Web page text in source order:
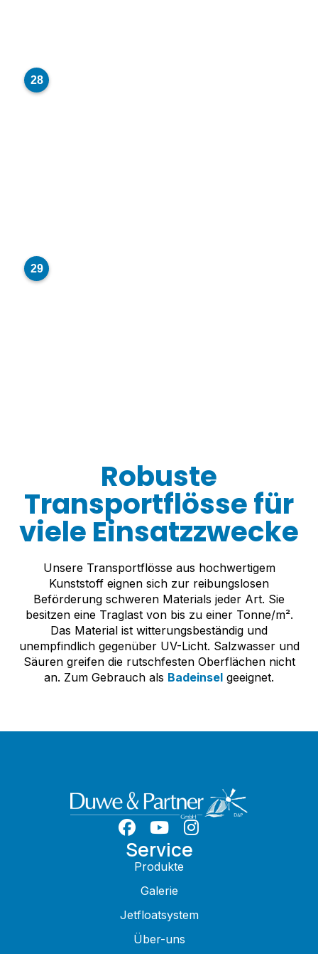
Robuste
Transportflösse für
viele Einsatzzwecke
Unsere Transportflösse aus hochwertigem
Kunststoff eignen sich zur reibungslosen
Beförderung schweren Materials jeder Art. Sie
besitzen eine Traglast von bis zu einer Tonne/m².
Das Material ist witterungsbeständig und
unempfindlich gegenüber UV-Licht. Salzwasser und
Säuren greifen die rutschfesten Oberflächen nicht
an. Zum Gebrauch als Badeinsel geeignet.
Service
Produkte
Galerie
Jetfloatsystem
Über-uns